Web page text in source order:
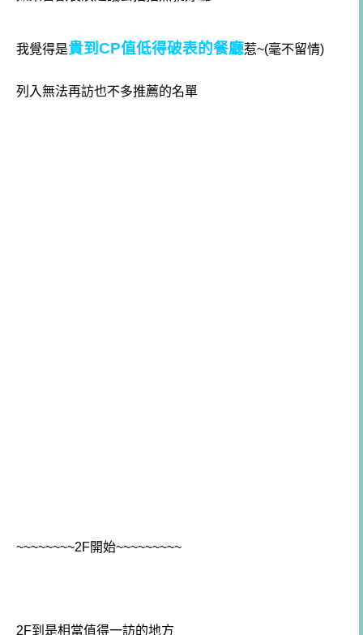
我覺得是貴到CP值低得破表的餐廳惹~(毫不留情)
列入無法再訪也不多推薦的名單
~~~~~~~~2F開始~~~~~~~~~
2F到是相當值得一訪的地方